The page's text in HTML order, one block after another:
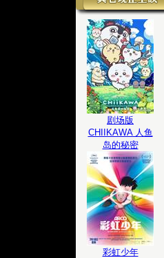
剧场版
CHIIKAWA 人鱼
岛的秘密
彩虹少年